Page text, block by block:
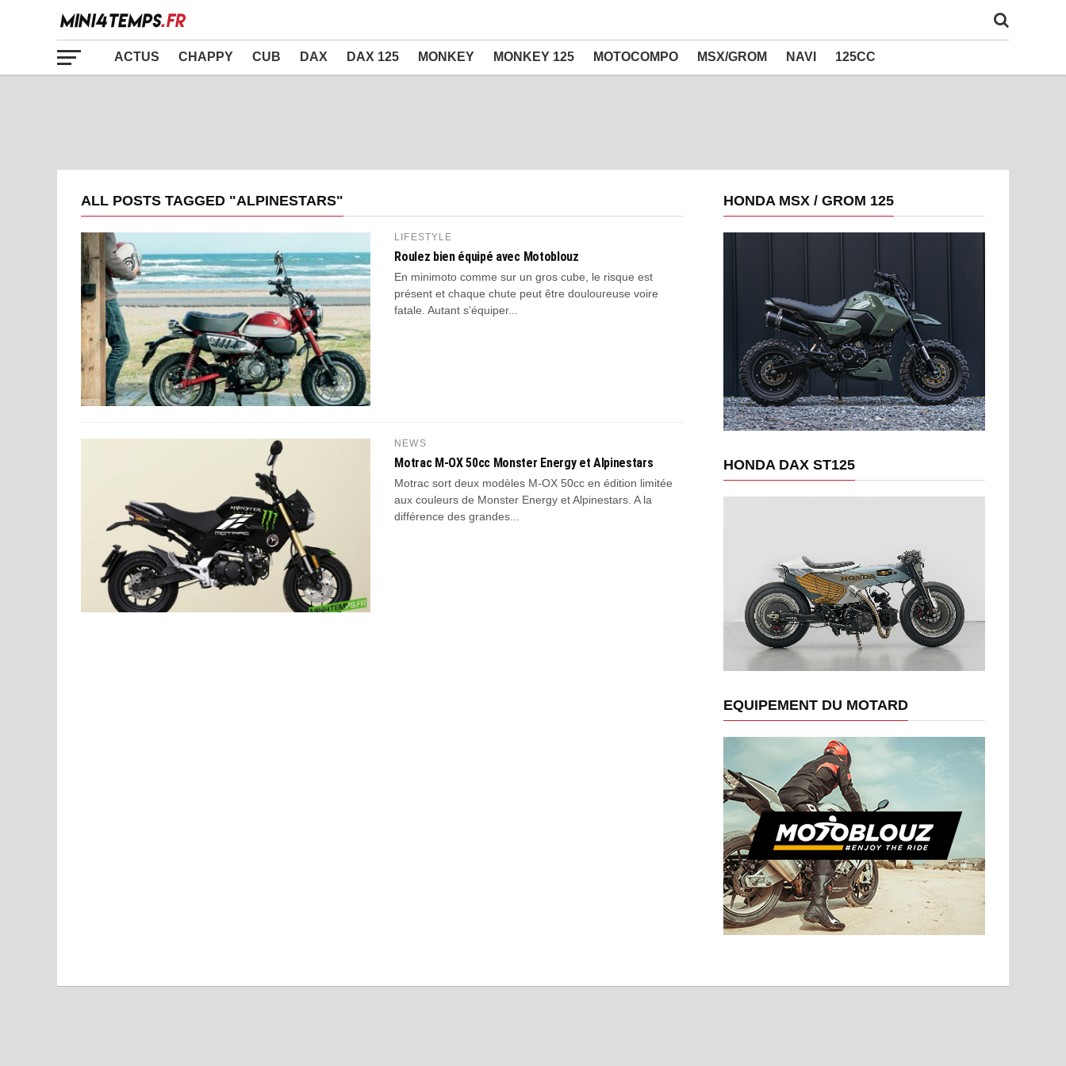
ACTUS CHAPPY CUB DAX DAX 125 MONKEY MONKEY 125 MOTOCOMPO MSX/GROM NAVI 125CC
ALL POSTS TAGGED "ALPINESTARS"
LIFESTYLE
Roulez bien équipé avec Motoblouz
En minimoto comme sur un gros cube, le risque est
présent et chaque chute peut être douloureuse voire
fatale. Autant s’équiper...
NEWS
Motrac M-OX 50cc Monster Energy et Alpinestars
Motrac sort deux modèles M-OX 50cc en édition limitée
aux couleurs de Monster Energy et Alpinestars. A la
différence des grandes...
HONDA MSX / GROM 125
HONDA DAX ST125
EQUIPEMENT DU MOTARD